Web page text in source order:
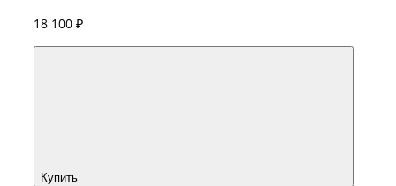
18 100 ₽
Купить